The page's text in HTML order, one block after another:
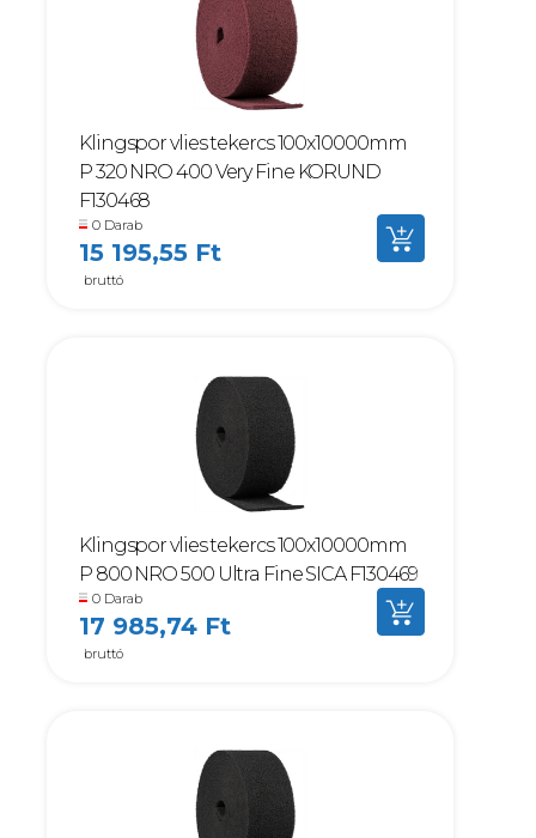
Klingspor vlies tekercs 100x10000mm
P 320 NRO 400 Very Fine KORUND
F130468
0 Darab
15 195,55 Ft
bruttó
Klingspor vlies tekercs 100x10000mm
P 800 NRO 500 Ultra Fine SICA F130469
0 Darab
17 985,74 Ft
bruttó